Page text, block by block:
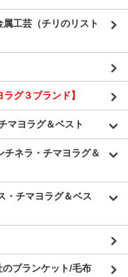
属工芸（チリのリスト
グ３ブランド】
マヨラグ＆ベスト
ネラ・チマヨラグ＆
チマヨラグ＆ベス
ブランケット/毛布